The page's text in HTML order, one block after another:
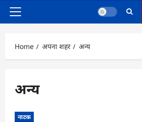
Primary
Home अपना शहर अन्य
अन्य
नाटक